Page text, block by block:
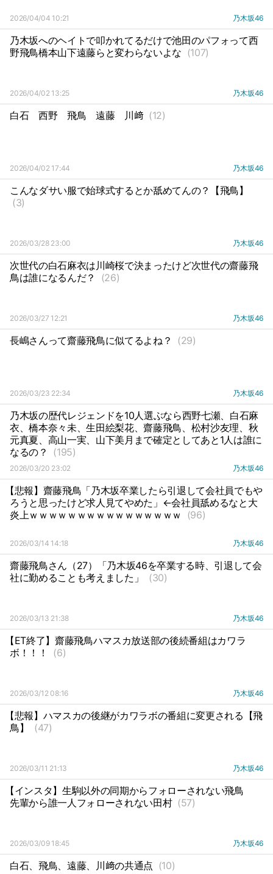
2026/04/04 10:21 乃木坂46
乃木坂へのヘイトで叩かれてるだけで池田のパフォって西
野飛鳥橋本山下遠藤らと変わらないよな (107)
2026/04/02 13:25 乃木坂46
白石 西野 飛鳥 遠藤 川﨑 (12)
2026/04/02 17:44 乃木坂46
こんなダサい服で始球式するとか舐めてんの？【飛鳥】
(3)
2026/03/28 23:00 乃木坂46
次世代の白石麻衣は川崎桜で決まったけど次世代の齋藤飛
鳥は誰になるんだ？
(26)
2026/03/27 12:21 乃木坂46
長嶋さんって齋藤飛鳥に似てるよね？ (29)
2026/03/23 22:34 乃木坂46
乃木坂の歴代レジェンドを10人選ぶなら西野七瀬、白石麻
衣、橋本奈々未、生田絵梨花、齋藤飛鳥、松村沙友理、秋
元真夏、高山一実、山下美月まで確定としてあと1人は誰に
なるの？
(195)
2026/03/20 23:02 乃木坂46
【悲報】齋藤飛鳥「乃木坂卒業したら引退して会社員でもや
ろうと思ったけど求人見てやめた」←会社員舐めるなと大
炎上ｗｗｗｗｗｗｗｗｗｗｗｗｗｗｗｗ
(96)
2026/03/14 14:18 乃木坂46
齋藤飛鳥さん（27）「乃木坂46を卒業する時、引退して会
社に勤めることも考えました」
(30)
2026/03/13 21:38 乃木坂46
【ET終了】齋藤飛鳥ハマスカ放送部の後続番組はカワラ
ボ！！！
(6)
2026/03/12 08:16 乃木坂46
【悲報】ハマスカの後継がカワラボの番組に変更される【飛
鳥】
(47)
2026/03/11 21:13 乃木坂46
【インスタ】生駒以外の同期からフォローされない飛鳥
先輩から誰一人フォローされない田村 (57)
2026/03/09 18:45 乃木坂46
白石、飛鳥、遠藤、川﨑の共通点 (10)